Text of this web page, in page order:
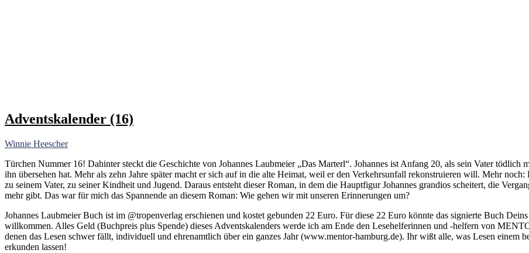
Adventskalender (16)
Winnie Heescher
Türchen Nummer 16! Dahinter steckt die Geschichte von Johannes Laubmeier „Das Marterl“. Johannes ist Anfang 20, als sein Vater
ihn übersehen hat. Mehr als zehn Jahre später macht er sich auf in die alte Heimat, weil er den Verkehrsunfall rekonstruieren will. Mehr
zu seinem Vater, zu seiner Kindheit und Jugend. Daraus entsteht dieser Roman, in dem die Hauptfigur Johannes grandios scheitert, die
mehr gibt. Das war für mich das Spannende an diesem Roman: Wie gehen wir mit unseren Erinnerungen um?
Johannes Laubmeier Buch ist im @tropenverlag erschienen und kostet gebunden 22 Euro. Für diese 22 Euro könnte das signierte Buch
willkommen. Alles Geld (Buchpreis plus Spende) dieses Adventskalenders werde ich am Ende den Lesehelferinnen und -helfern von
denen das Lesen schwer fällt, individuell und ehrenamtlich über ein ganzes Jahr (www.mentor-hamburg.de). Ihr wißt alle, was Lesen einem
erkunden lassen!